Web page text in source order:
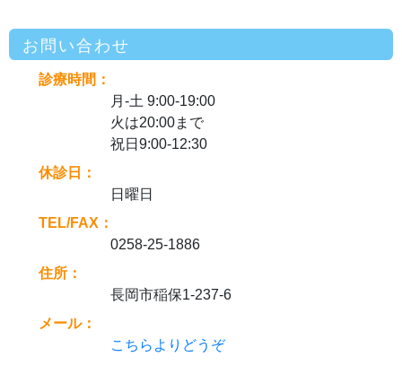
お問い合わせ
診療時間：
月-土 9:00-19:00
火は20:00まで
祝日9:00-12:30
休診日：
日曜日
TEL/FAX：
0258-25-1886
住所：
長岡市稲保1-237-6
メール：
こちらよりどうぞ